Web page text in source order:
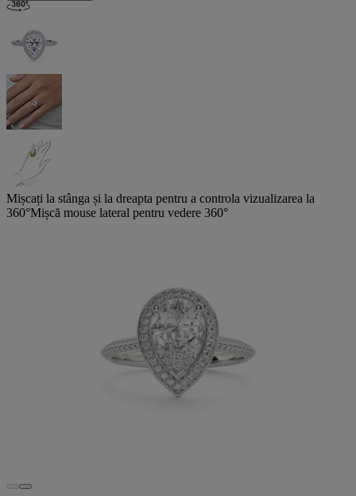
Mișcați la stânga și la dreapta pentru a controla vizualizarea la
360°Mișcă mouse lateral pentru vedere 360°